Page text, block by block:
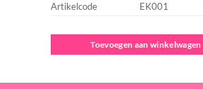
Artikelcode
EK001
Toevoegen aan winkelwagen